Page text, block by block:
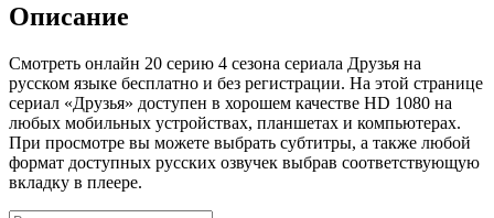
Описание
Cмотреть онлайн 20 серию 4 сезона сериала Друзья на
русском языке бесплатно и без регистрации. На этой странице
сериал «Друзья» доступен в хорошем качестве HD 1080 на
любых мобильных устройствах, планшетах и компьютерах.
При просмотре вы можете выбрать субтитры, а также любой
формат доступных русских озвучек выбрав соответствующую
вкладку в плеере.